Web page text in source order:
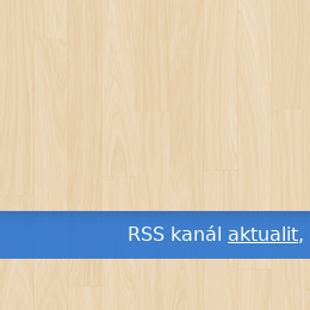
RSS kanál aktualit,